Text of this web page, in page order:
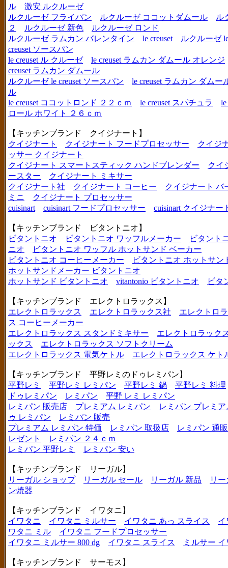
ル
激安 ルクルーゼ
ルクルーゼ フライパン
ルクルーゼ ココットダムール
ル
２
ルクルーゼ 新色
ルクルーゼ ロンド
ルクルーゼ ラムカン バレンタイン
le creuset
ルクルーゼ
creuset ソースパン
le creuset ル クルーゼ
le creuset ラムカン ダムール オレンジ
creuset ラムカン ダムール
ルクルーゼ le creuset ソースパン
le creuset ラムカン ダム
ル
le creuset ココットロンド ２２ｃｍ
le creuset スパチュラ
le
ロール ホワイト ２６ｃｍ
【キッチンブランド クイジナート】
クイジナート
クイジナート フードプロセッサー
クイジ
ッサー クイジナート
クイジナート スマートスティック ハンドブレンダー
クイ
ースター
クイジナート ミキサー
クイジナート社
クイジナート コーヒー
クイジナート バ
ミニ
クイジナート プロセッサー
cuisinart
cuisinart フードプロセッサー cuisinart クイジナー
【キッチンブランド ビタントニオ】
ビタントニオ
ビタントニオ ワッフルメーカー
ビタント
ニオ
ビタントニオ ワッフル ホットサンド ベーカー
ビタントニオ コーヒーメーカー
ビタントニオ ホットサン
ホットサンドメーカー ビタントニオ
ホットサンド ビタントニオ
vitantonio ビタントニオ ビタ
【キッチンブランド エレクトロラックス】
エレクトロラックス
エレクトロラックス社
エレクトロ
ス コーヒーメーカー
エレクトロラックス スタンドミキサー
エレクトロラック
ックス
エレクトロラックス ソフトクリーム
エレクトロラックス 電気ケトル
エレクトロラックス ケト
【キッチンブランド 平野レミのドゥレミパン】
平野レミ
平野レミ レミパン 平野レミ 鍋
平野レミ 料理
ドゥレミパン
レミパン
平野 レミ レミパン
レミパン 販売店
プレミアム レミパン
レミパン プレミア
ゥ レミパン
レミパン 販売
プレミアム レミパン 特価
レミパン 取扱店
レミパン 通販
レゼント
レミパン ２４ｃｍ
レミパン 平野レミ
レミパン 安い
【キッチンブランド リーガル】
リーガル ショップ
リーガル セール リーガル 新品
リ
ン焼器
【キッチンブランド イワタニ】
イワタニ
イワタニ ミルサー イワタニ あっ スライス
イ
ワタニ ミル
イワタニ フードプロセッサー
イワタニ ミルサー 800 dg
イワタニ スライス ミルサー
【キッチンブランド サーモス】